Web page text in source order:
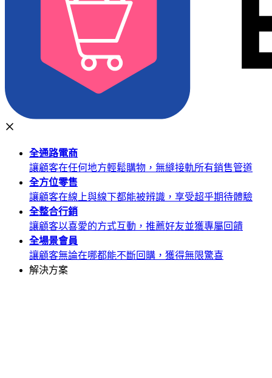
全通路電商
讓顧客在任何地方輕鬆購物，無縫接軌所有銷售管道
全方位零售
讓顧客在線上與線下都能被辨識，享受超乎期待體驗
全整合行銷
讓顧客以喜愛的方式互動，推薦好友並獲專屬回饋
全場景會員
讓顧客無論在哪都能不斷回購，獲得無限驚喜
解決方案